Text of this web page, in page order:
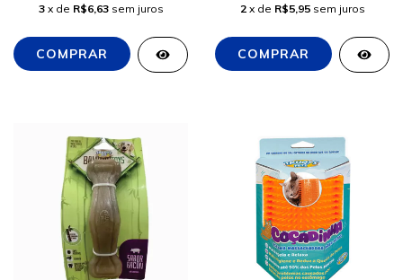
3 x de R$6,63 sem juros 2 x de R$5,95 sem juros